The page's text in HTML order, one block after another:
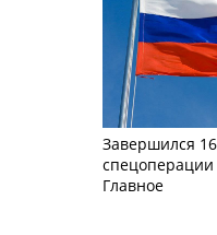
Завершился
Главное